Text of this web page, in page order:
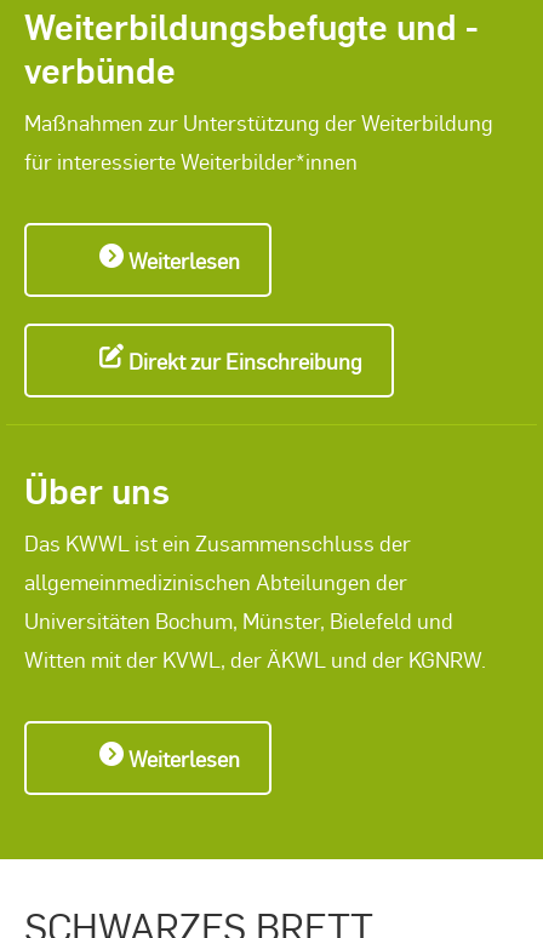
Weiterbildungsbefugte und -
verbünde
Maßnahmen zur Unterstützung der Weiterbildung
für interessierte Weiterbilder*innen
Weiterlesen
Direkt zur Einschreibung
Über uns
Das KWWL ist ein Zusammenschluss der
allgemeinmedizinischen Abteilungen der
Universitäten Bochum, Münster, Bielefeld und
Witten mit der KVWL, der ÄKWL und der KGNRW.
Weiterlesen
SCHWARZES BRETT